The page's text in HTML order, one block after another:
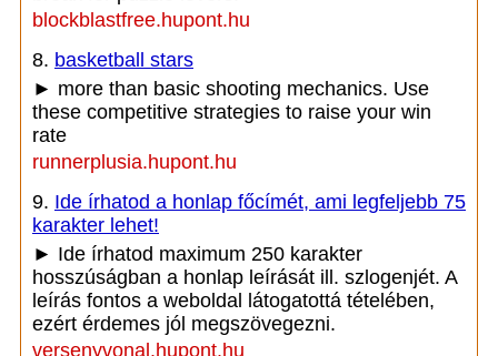
blockblastfree.hupont.hu
8. basketball stars
► more than basic shooting mechanics. Use
these competitive strategies to raise your win
rate
runnerplusia.hupont.hu
9. Ide írhatod a honlap főcímét, ami legfeljebb 75
karakter lehet!
► Ide írhatod maximum 250 karakter
hosszúságban a honlap leírását ill. szlogenjét. A
leírás fontos a weboldal látogatottá tételében,
ezért érdemes jól megszövegezni.
versenyvonal.hupont.hu